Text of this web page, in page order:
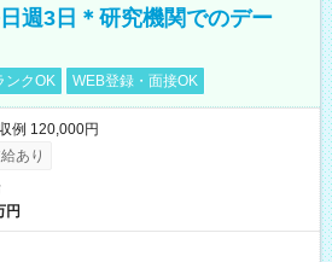
週3日＊研究機関でのデー
ンクOK WEB登録・面接OK
例 120,000円
あり
円